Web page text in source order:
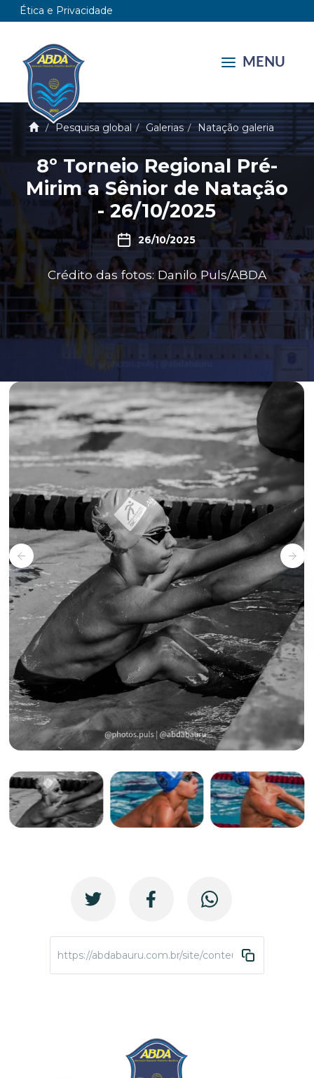
Ética e Privacidade
MENU
Pesquisa global Galerias Natação galeria
8º Torneio Regional Pré-
Mirim a Sênior de Natação
- 26/10/2025
26/10/2025
Crédito das fotos: Danilo Puls/ABDA
https://abdabauru.com.br/site/conteudo/4245-8-